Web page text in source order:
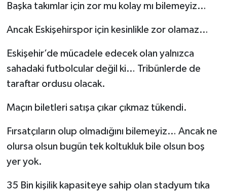
Başka takımlar için zor mu kolay mı bilemeyiz…
Ancak Eskişehirspor için kesinlikle zor olamaz…
Eskişehir’de mücadele edecek olan yalnızca
sahadaki futbolcular değil ki… Tribünlerde de
taraftar ordusu olacak.
Maçın biletleri satışa çıkar çıkmaz tükendi.
Fırsatçıların olup olmadığını bilemeyiz… Ancak ne
olursa olsun bugün tek koltukluk bile olsun boş
yer yok.
35 Bin kişilik kapasiteye sahip olan stadyum tıka